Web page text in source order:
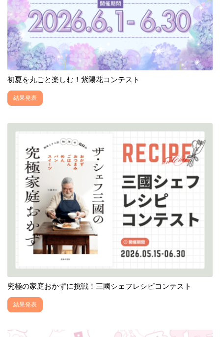
初夏を丸ごと楽しむ！紫陽花コンテスト
結果発表
究極の家庭おかずに挑戦！三國シェフレシピコンテスト
結果発表